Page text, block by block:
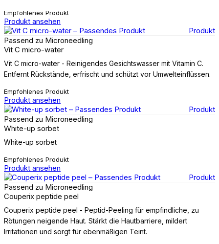
Empfohlenes Produkt
Produkt ansehen
Produkt
Passend zu Microneedling
Vit C micro-water
Vit C micro-water - Reinigendes Gesichtswasser mit Vitamin C.
Entfernt Rückstände, erfrischt und schützt vor Umwelteinflüssen.
Empfohlenes Produkt
Produkt ansehen
Produkt
Passend zu Microneedling
White-up sorbet
White-up sorbet
Empfohlenes Produkt
Produkt ansehen
Produkt
Passend zu Microneedling
Couperix peptide peel
Couperix peptide peel - Peptid-Peeling für empfindliche, zu
Rötungen neigende Haut. Stärkt die Hautbarriere, mildert
Irritationen und sorgt für ebenmäßigen Teint.